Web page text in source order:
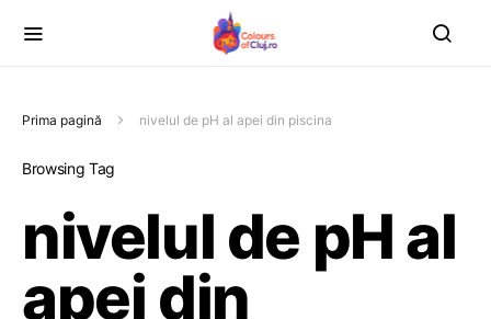
Prima pagină nivelul de pH al apei din piscina
Browsing Tag
nivelul de pH al
apei din